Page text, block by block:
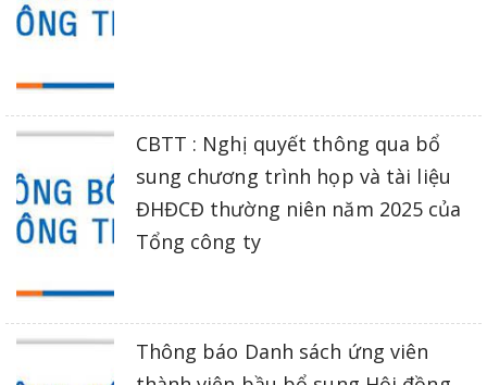
CBTT : Nghị quyết thông qua bổ
sung chương trình họp và tài liệu
ĐHĐCĐ thường niên năm 2025 của
Tổng công ty
Thông báo Danh sách ứng viên